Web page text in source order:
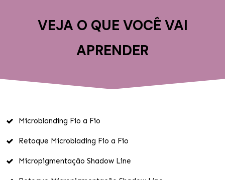
VEJA O QUE VOCÊ VAI
APRENDER
Microblanding Fio a Fio
Retoque Microblading Fio a Fio
Micropigmentação Shadow Line